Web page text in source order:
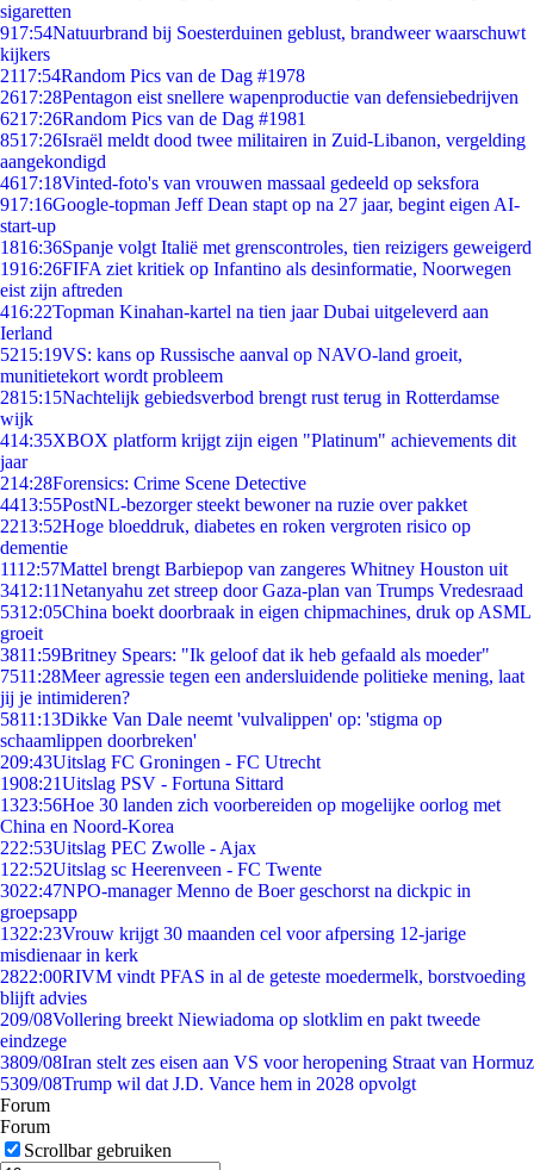
sigaretten
917:54Natuurbrand bij Soesterduinen geblust, brandweer waarschuwt
kijkers
2117:54Random Pics van de Dag #1978
2617:28Pentagon eist snellere wapenproductie van defensiebedrijven
6217:26Random Pics van de Dag #1981
8517:26Israël meldt dood twee militairen in Zuid-Libanon, vergelding
aangekondigd
4617:18Vinted-foto's van vrouwen massaal gedeeld op seksfora
917:16Google-topman Jeff Dean stapt op na 27 jaar, begint eigen AI-
start-up
1816:36Spanje volgt Italië met grenscontroles, tien reizigers geweigerd
1916:26FIFA ziet kritiek op Infantino als desinformatie, Noorwegen
eist zijn aftreden
416:22Topman Kinahan-kartel na tien jaar Dubai uitgeleverd aan
Ierland
5215:19VS: kans op Russische aanval op NAVO-land groeit,
munitietekort wordt probleem
2815:15Nachtelijk gebiedsverbod brengt rust terug in Rotterdamse
wijk
414:35XBOX platform krijgt zijn eigen "Platinum" achievements dit
jaar
214:28Forensics: Crime Scene Detective
4413:55PostNL-bezorger steekt bewoner na ruzie over pakket
2213:52Hoge bloeddruk, diabetes en roken vergroten risico op
dementie
1112:57Mattel brengt Barbiepop van zangeres Whitney Houston uit
3412:11Netanyahu zet streep door Gaza-plan van Trumps Vredesraad
5312:05China boekt doorbraak in eigen chipmachines, druk op ASML
groeit
3811:59Britney Spears: "Ik geloof dat ik heb gefaald als moeder"
7511:28Meer agressie tegen een andersluidende politieke mening, laat
jij je intimideren?
5811:13Dikke Van Dale neemt 'vulvalippen' op: 'stigma op
schaamlippen doorbreken'
209:43Uitslag FC Groningen - FC Utrecht
1908:21Uitslag PSV - Fortuna Sittard
1323:56Hoe 30 landen zich voorbereiden op mogelijke oorlog met
China en Noord-Korea
222:53Uitslag PEC Zwolle - Ajax
1 22:52Uitslag sc Heerenveen - FC Twente
3022:47NPO-manager Menno de Boer geschorst na dickpic in
groepsapp
1322:23Vrouw krijgt 30 maanden cel voor afpersing 12-jarige
misdienaar in kerk
2822:00RIVM vindt PFAS in al de geteste moedermelk, borstvoeding
blijft advies
209/08Vollering breekt Niewiadoma op slotklim en pakt tweede
eindzege
3809/08Iran stelt zes eisen aan VS voor heropening Straat van Hormuz
5309/08Trump wil dat J.D. Vance hem in 2028 opvolgt
Forum
Forum
Scrollbar gebruiken